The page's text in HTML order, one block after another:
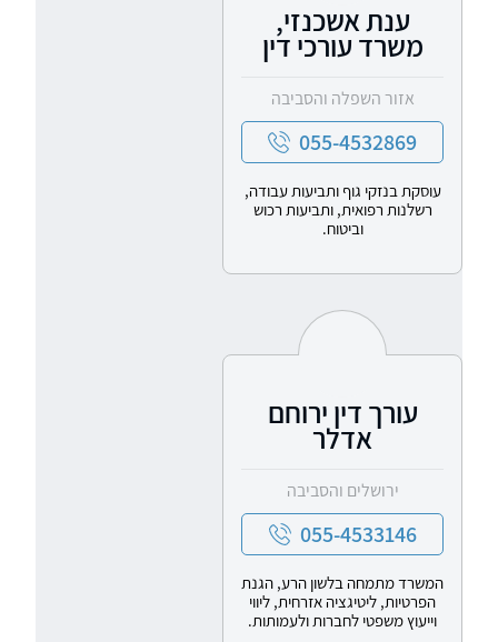
ענת אשכנזי,
משרד עורכי דין
אזור השפלה והסביבה
055-4532869
עוסקת בנזקי גוף ותביעות עבודה,
רשלנות רפואית, ותביעות רכוש
וביטוח.
עורך דין ירוחם
אדלר
ירושלים והסביבה
055-4533146
המשרד מתמחה בלשון הרע, הגנת
הפרטיות, ליטיגציה אזרחית, ליווי
וייעוץ משפטי לחברות ולעמותות.